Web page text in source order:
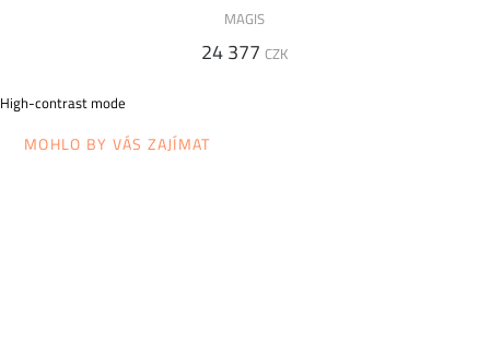
MAGIS
24 377 CZK
High-contrast mode
MOHLO BY VÁS ZAJÍMAT